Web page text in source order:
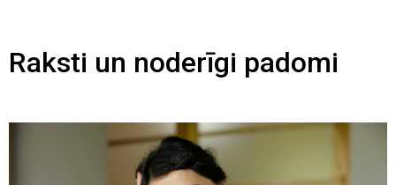
Raksti un noderīgi padomi